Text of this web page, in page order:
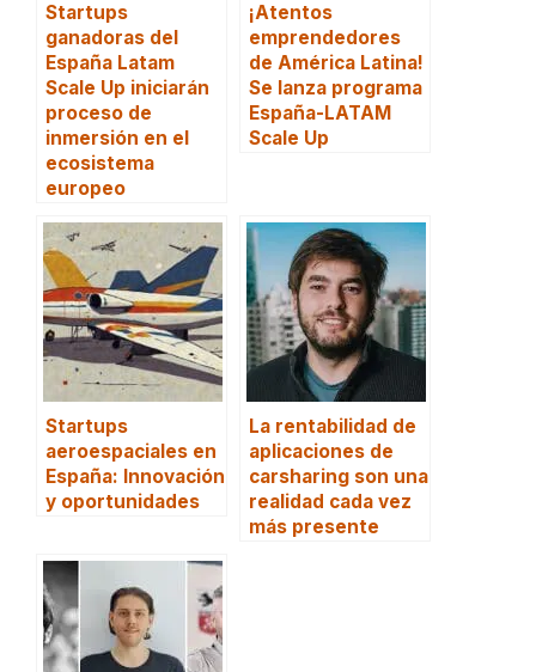
Startups
ganadoras del
España Latam
Scale Up iniciarán
proceso de
inmersión en el
ecosistema
europeo
¡Atentos
emprendedores
de América Latina!
Se lanza programa
España-LATAM
Scale Up
Startups
aeroespaciales en
España: Innovación
y oportunidades
La rentabilidad de
aplicaciones de
carsharing son una
realidad cada vez
más presente